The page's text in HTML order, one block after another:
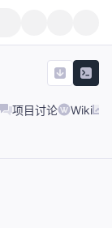
项目讨论 Wiki